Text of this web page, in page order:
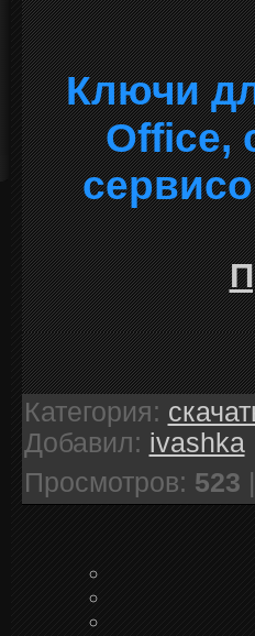
Ключи
Office,
Категория:
Добавил: ivashka
Просмотров: 523